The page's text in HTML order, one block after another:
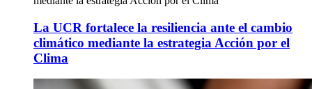
La UCR fortalece la resiliencia ante el cambio
climático mediante la estrategia Acción por el
Clima